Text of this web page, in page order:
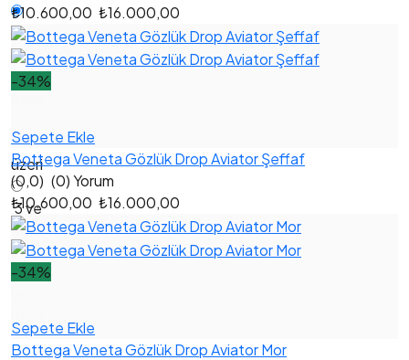
Hepsi
1 ve
2 ve
üzeri
3 ve
üzeri
4
₺10.600,00 ₺16.000,00
-34%
Sepete Ekle
Bottega Veneta Gözlük Drop Aviator Şeffaf
(0,0) (0) Yorum
₺10.600,00 ₺16.000,00
-34%
Sepete Ekle
Bottega Veneta Gözlük Drop Aviator Mor